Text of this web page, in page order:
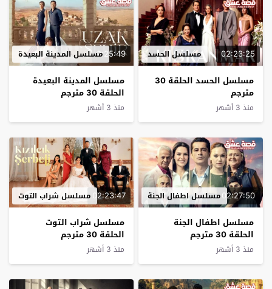
02:23:25 مسلسل الحسد
مسلسل الحسد الحلقة 30
مترجم
منذ 3 أشهر
2:25:49مسلسل المدينة البعيدة
مسلسل المدينة البعيدة
الحلقة 30 مترجم
منذ 3 أشهر
02:27:50مسلسل اطفال الجنة
مسلسل اطفال الجنة
الحلقة 30 مترجم
منذ 3 أشهر
02:23:47مسلسل شراب التوت
مسلسل شراب التوت
الحلقة 30 مترجم
منذ 3 أشهر